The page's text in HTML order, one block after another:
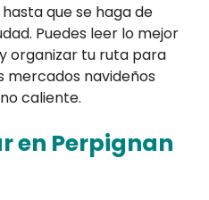
que se haga de
Puedes leer lo mejor
y organizar tu ruta para
mercados navideños
caliente.
en Perpignan